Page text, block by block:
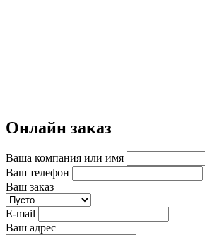
Онлайн заказ
Ваша компания или имя
Ваш телефон
Ваш заказ
E-mail
Ваш адрес